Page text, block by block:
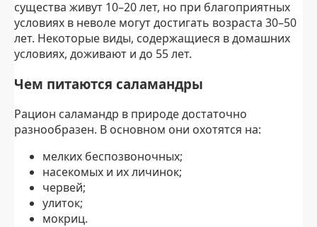
существа живут 10–20 лет, но при благоприятных
условиях в неволе могут достигать возраста 30–50
лет. Некоторые виды, содержащиеся в домашних
условиях, доживают и до 55 лет.
Чем питаются саламандры
Рацион саламандр в природе достаточно
разнообразен. В основном они охотятся на:
мелких беспозвоночных;
насекомых и их личинок;
червей;
улиток;
мокриц.